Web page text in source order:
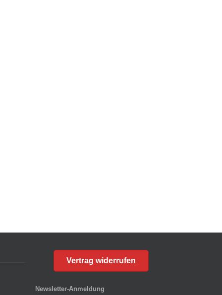
Vertrag widerrufen
Newsletter-Anmeldung